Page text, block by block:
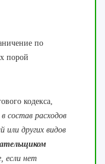
по
порой
кодекса,
состав расходов
или других видов
если нет